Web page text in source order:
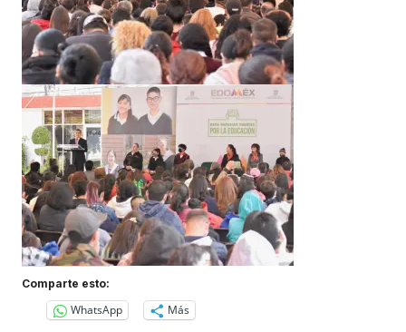
Comparte esto:
WhatsApp Más